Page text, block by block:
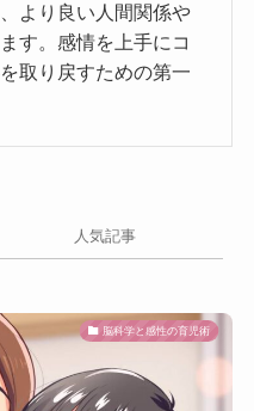
より良い人間関係や
す。感情を上手にコ
取り戻すための第一
人気記事
脳科学と感性の育児術